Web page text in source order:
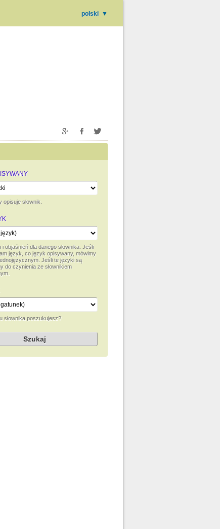
polski ▼
słownik.
objaśnień dla danego słownika. Jeśli
język, co język opisywany, mówimy
Jeśli te języki są
do czynienia ze słownikiem
słownika poszukujesz?